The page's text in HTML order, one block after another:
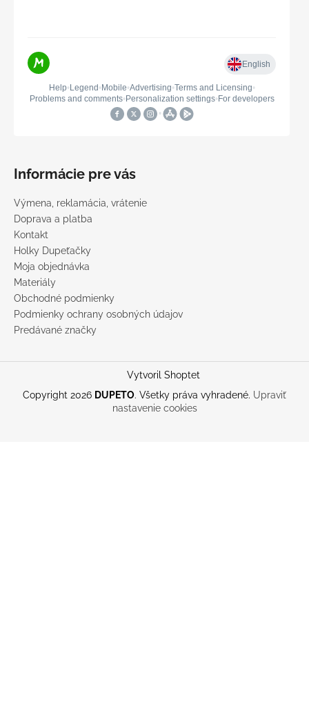
Informácie pre vás
Výmena, reklamácia, vrátenie
Doprava a platba
Kontakt
Holky Dupeťačky
Moja objednávka
Materiály
Obchodné podmienky
Podmienky ochrany osobných údajov
Predávané značky
Vytvoril Shoptet
Copyright 2026 DUPETO. Všetky práva vyhradené. Upraviť
nastavenie cookies